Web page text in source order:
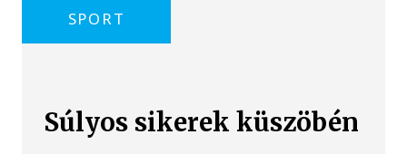
SPORT
Súlyos sikerek küszöbén